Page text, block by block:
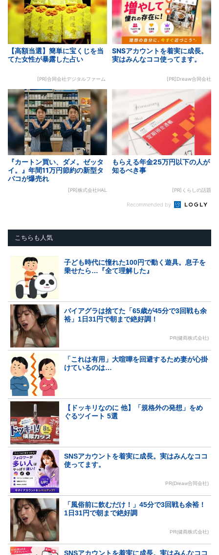
【高額当選】簡単に宝くじを当
てた女性が暴露した占い
[PR]合同会社デジタルファーム
SNSアカウントを着実に成長。
実はみんなココ使ってます。
[PR]Dreaw合同会社
『カートン買い、ダメ。ゼッタ
イ。』年間11万円節約の新型タ
バコが爆売れ
[PR]株式会社HAL
もらえる年金25万円以下の人が
知るべき事
[PR]くらしの話題
Recommended by
こちらも人気
子ども時代に憧れた100円で動く遊具。息子を
乗せたら…『全て理解した』
バイアグラは捨てた「65歳が45分で3回戦も余
裕」1日31円で朝まで絶好調！
PR(健商株式会社)
「これは有用」大喧嘩を回避するため妻が心掛
けているのは…
【ドッキリなのに 他】「規格外の発想」をめ
ぐるツイート 5選
SNSアカウントを着実に成長。実はみんなココ
使ってます。
PR(Dreaw合同会社)
「風俗前に飲むだけ！」45分で3回戦も余裕！
1日31円で朝まで絶好調
PR(健商株式会社)
SNSアカウントを着実に成長。実はみんなココ